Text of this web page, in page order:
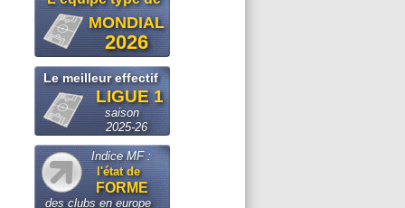
MONDIAL
2026
Le meilleur effectif
LIGUE 1
saison
2025-26
Indice MF :
l'état de
FORME
des clubs en europe